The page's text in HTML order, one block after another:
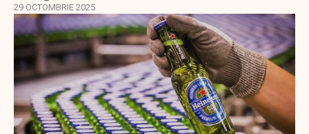
29 OCTOMBRIE 2025